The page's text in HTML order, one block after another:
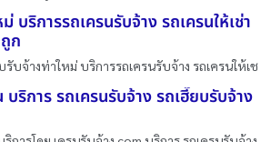
บริการรถเครนรับจ้าง รถเครนให้เช่า
ก
รับจ้างท่าใหม่ บริการรถเครนรับจ้าง รถเครนให้เช
บริการ รถเครนรับจ้าง รถเฮี๊ยบรับจ้าง